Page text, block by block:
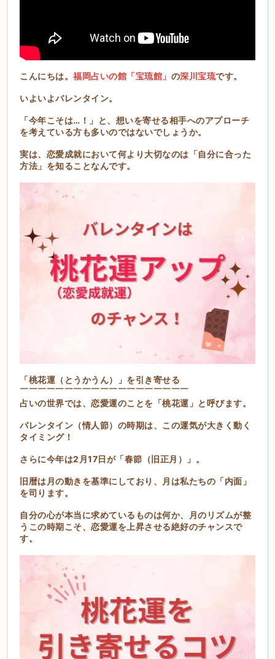
こんにちは。福岡占いの館「宝琉館」 の深川宝琉です。
いよいよバレンタイン。
「今年こそは…！」と、想いを寄せる相手へのアプローチ
を考えている方も多いのではないでしょうか。
実は、恋愛成就において何より大切なのは「自分に合った
方法」を知ることなんです。
「桃花運（とうかうん）」を引き寄せる
￣￣￣￣￣￣￣￣￣￣￣￣￣￣￣￣￣￣￣
占いの世界では、恋愛運のことを「桃花運」と呼びます。
バレンタイン（情人節）の時期は、この運気が大きく動く
タイミング！
さらに今年は2月17日が「春節（旧正月）」。
旧暦は月の動きを基準にしており、月は私たちの「内面」
を司ります。
自分の心が本当に求めているものは何か、月のリズムが整
うこの時期こそ、恋愛運を上昇させる絶好のチャンスで
す。